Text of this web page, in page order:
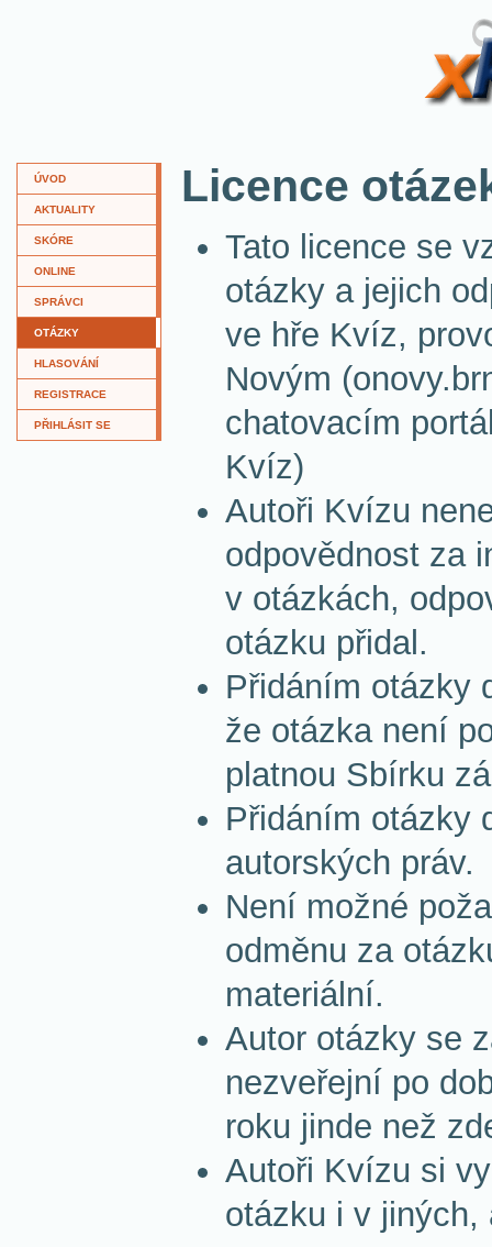
ÚVOD
AKTUALITY
SKÓRE
ONLINE
SPRÁVCI
OTÁZKY
HLASOVÁNÍ
REGISTRACE
PŘIHLÁSIT SE
Licence
Tato licence se
otázky a jejich
ve hře Kvíz,
Novým
chatovacím
Kvíz)
Autoři Kvízu
odpovědnost za
v otázkách,
otázku přidal.
Přidáním otázky
že otázka není
platnou Sbírku
Přidáním otázky
autorských práv.
Není možné
odměnu za
materiální.
Autor otázky se
nezveřejní po
roku jinde než
Autoři Kvízu si
otázku i v jiných,